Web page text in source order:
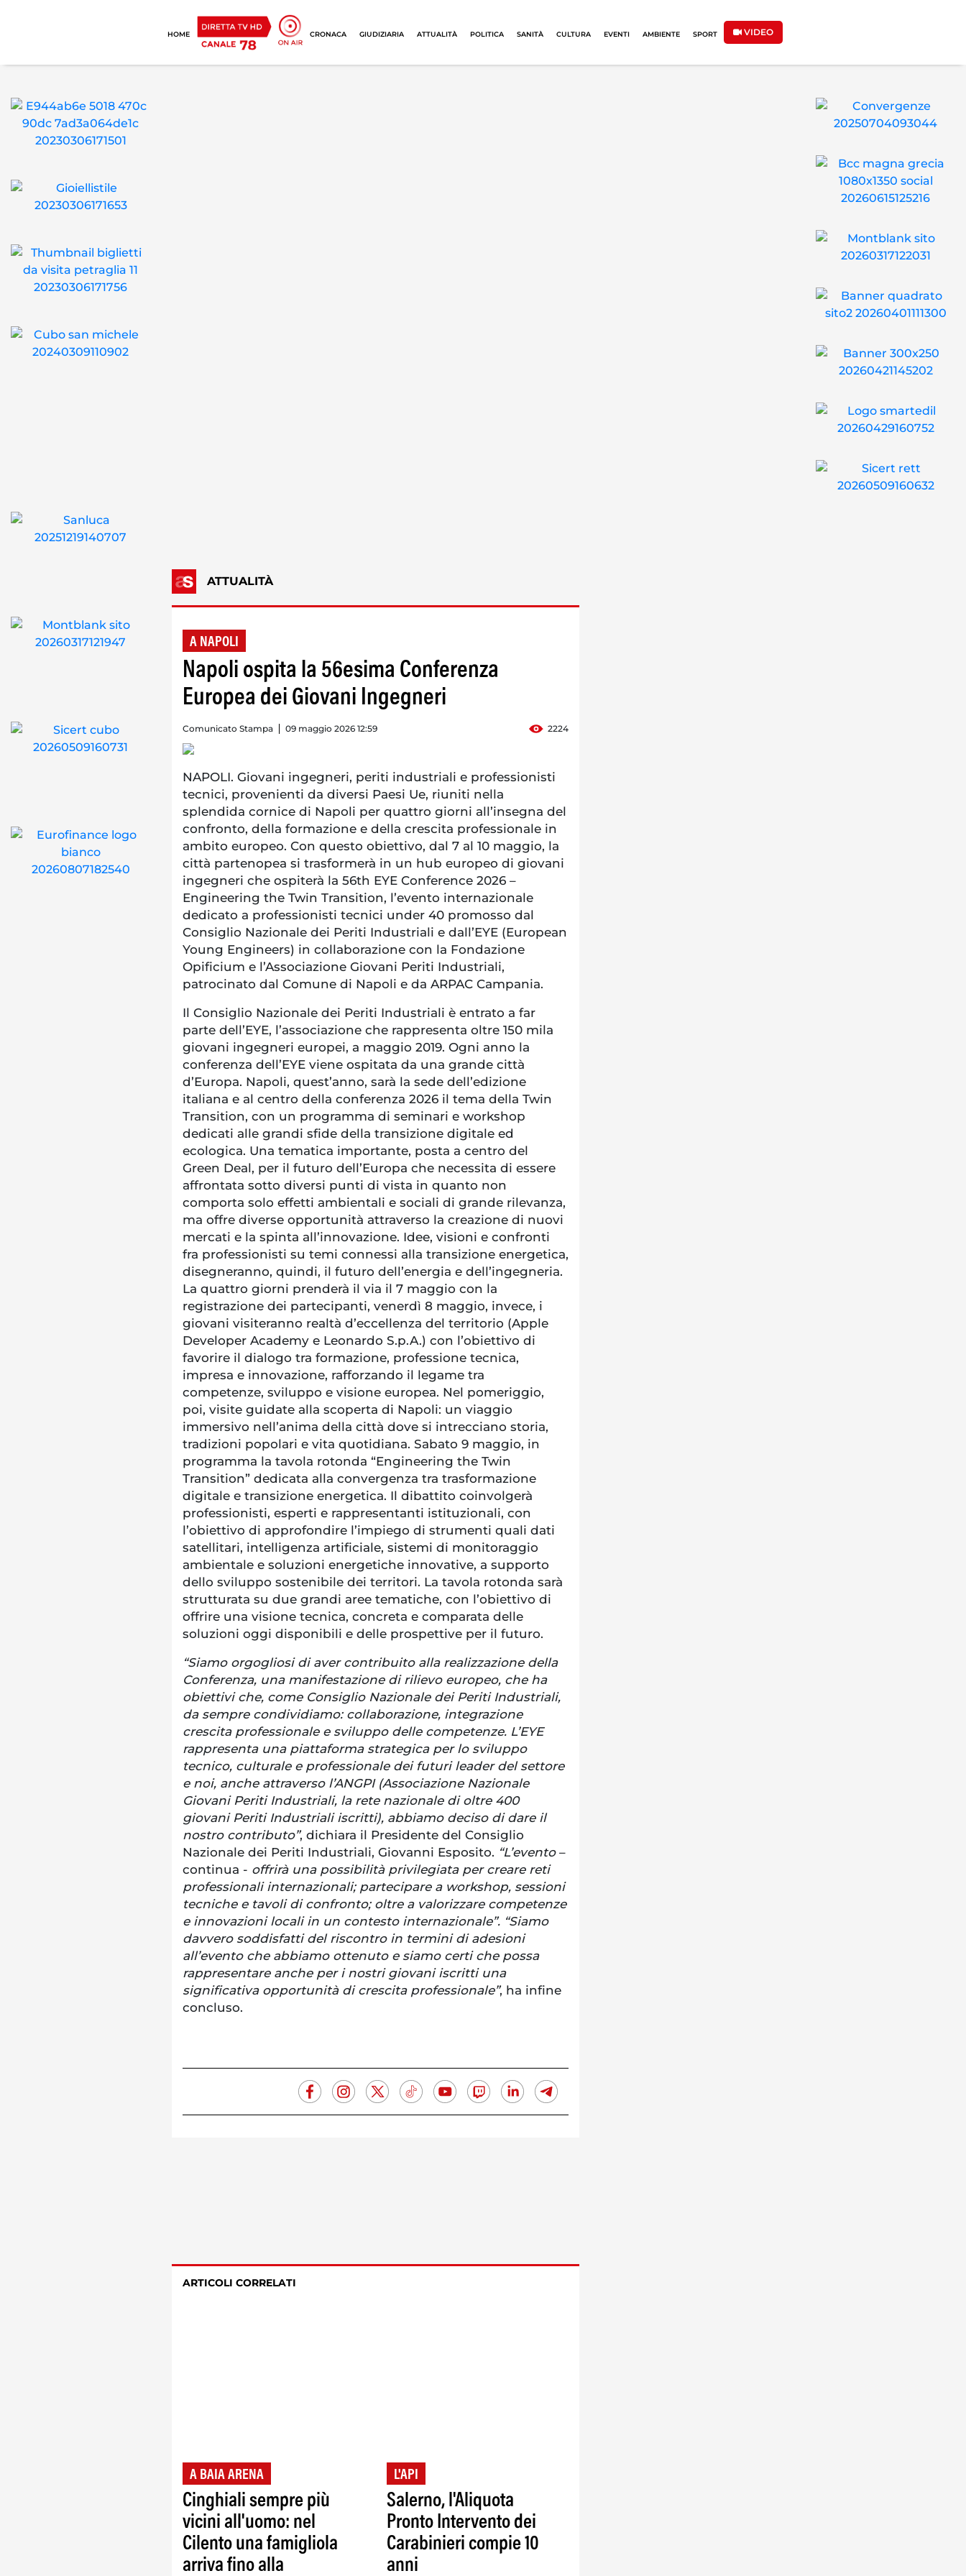
HOME CRONACA GIUDIZIARIA ATTUALITÀ POLITICA SANITÀ CULTURA EVENTI AMBIENTE SPORT VIDEO
ATTUALITÀ
A NAPOLI
Napoli ospita la 56esima Conferenza
Europea dei Giovani Ingegneri
Comunicato Stampa 09 maggio 2026 12:59 2224
NAPOLI. Giovani ingegneri, periti industriali e professionisti
tecnici, provenienti da diversi Paesi Ue, riuniti nella
splendida cornice di Napoli per quattro giorni all’insegna del
confronto, della formazione e della crescita professionale in
ambito europeo. Con questo obiettivo, dal 7 al 10 maggio, la
città partenopea si trasformerà in un hub europeo di giovani
ingegneri che ospiterà la 56th EYE Conference 2026 –
Engineering the Twin Transition, l’evento internazionale
dedicato a professionisti tecnici under 40 promosso dal
Consiglio Nazionale dei Periti Industriali e dall’EYE (European
Young Engineers) in collaborazione con la Fondazione
Opificium e l’Associazione Giovani Periti Industriali,
patrocinato dal Comune di Napoli e da ARPAC Campania.
Il Consiglio Nazionale dei Periti Industriali è entrato a far
parte dell’EYE, l’associazione che rappresenta oltre 150 mila
giovani ingegneri europei, a maggio 2019. Ogni anno la
conferenza dell’EYE viene ospitata da una grande città
d’Europa. Napoli, quest’anno, sarà la sede dell’edizione
italiana e al centro della conferenza 2026 il tema della Twin
Transition, con un programma di seminari e workshop
dedicati alle grandi sfide della transizione digitale ed
ecologica. Una tematica importante, posta a centro del
Green Deal, per il futuro dell’Europa che necessita di essere
affrontata sotto diversi punti di vista in quanto non
comporta solo effetti ambientali e sociali di grande rilevanza,
ma offre diverse opportunità attraverso la creazione di nuovi
mercati e la spinta all’innovazione. Idee, visioni e confronti
fra professionisti su temi connessi alla transizione energetica,
disegneranno, quindi, il futuro dell’energia e dell’ingegneria.
La quattro giorni prenderà il via il 7 maggio con la
registrazione dei partecipanti, venerdì 8 maggio, invece, i
giovani visiteranno realtà d’eccellenza del territorio (Apple
Developer Academy e Leonardo S.p.A.) con l’obiettivo di
favorire il dialogo tra formazione, professione tecnica,
impresa e innovazione, rafforzando il legame tra
competenze, sviluppo e visione europea. Nel pomeriggio,
poi, visite guidate alla scoperta di Napoli: un viaggio
immersivo nell’anima della città dove si intrecciano storia,
tradizioni popolari e vita quotidiana. Sabato 9 maggio, in
programma la tavola rotonda “Engineering the Twin
Transition” dedicata alla convergenza tra trasformazione
digitale e transizione energetica. Il dibattito coinvolgerà
professionisti, esperti e rappresentanti istituzionali, con
l’obiettivo di approfondire l’impiego di strumenti quali dati
satellitari, intelligenza artificiale, sistemi di monitoraggio
ambientale e soluzioni energetiche innovative, a supporto
dello sviluppo sostenibile dei territori. La tavola rotonda sarà
strutturata su due grandi aree tematiche, con l’obiettivo di
offrire una visione tecnica, concreta e comparata delle
soluzioni oggi disponibili e delle prospettive per il futuro.
“Siamo orgogliosi di aver contribuito alla realizzazione della
Conferenza, una manifestazione di rilievo europeo, che ha
obiettivi che, come Consiglio Nazionale dei Periti Industriali,
da sempre condividiamo: collaborazione, integrazione
crescita professionale e sviluppo delle competenze. L’EYE
rappresenta una piattaforma strategica per lo sviluppo
tecnico, culturale e professionale dei futuri leader del settore
e noi, anche attraverso l’ANGPI (Associazione Nazionale
Giovani Periti Industriali, la rete nazionale di oltre 400
giovani Periti Industriali iscritti), abbiamo deciso di dare il
nostro contributo”, dichiara il Presidente del Consiglio
Nazionale dei Periti Industriali, Giovanni Esposito. “L’evento–
continua - offrirà una possibilità privilegiata per creare reti
professionali internazionali; partecipare a workshop, sessioni
tecniche e tavoli di confronto; oltre a valorizzare competenze
e innovazioni locali in un contesto internazionale”. “Siamo
davvero soddisfatti del riscontro in termini di adesioni
all’evento che abbiamo ottenuto e siamo certi che possa
rappresentare anche per i nostri giovani iscritti una
significativa opportunità di crescita professionale”, ha infine
concluso.
ARTICOLI CORRELATI
A BAIA ARENA
Cinghiali sempre più
vicini all'uomo: nel
Cilento una famigliola
arriva fino alla
L'API
Salerno, l'Aliquota
Pronto Intervento dei
Carabinieri compie 10
anni